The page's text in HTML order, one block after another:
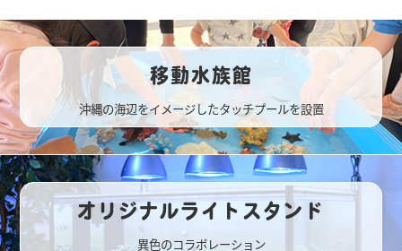
移動水族館
沖縄の海辺をイメージしたタッチプールを設置
オリジナルライトスタンド
異色のコラボレーション